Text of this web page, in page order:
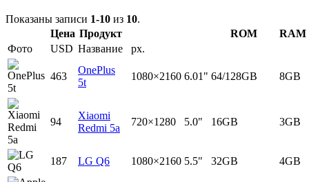
Показаны записи 1-10 из 10.
Цена Продукт ROM
RAM
Фото
USD Название px.
463
OnePlus
5t
1080×2160 6.01" 64/128GB 8GB
94
Xiaomi
Redmi 5a
720×1280 5.0" 16GB 3GB
187 LG Q6 1080×2160 5.5" 32GB 4GB